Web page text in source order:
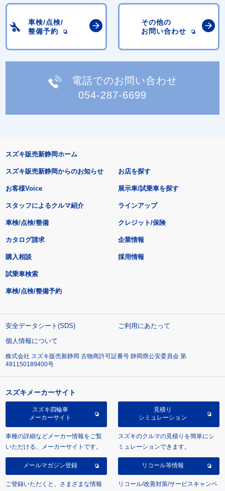
車検/点検/
整備予約
その他の
お問い合わせ
電話でのお問い合わせ
054-287-6699
スズキ販売新静岡ホーム
スズキ販売新静岡からのお知らせ
お客様Voice
スタッフによるクルマ紹介
お店を探す
展示車/試乗車を探す
ラインアップ
車検/点検/整備 クレジット/保険
カタログ請求
購入相談
試乗車検索
車検/点検/整備予約
企業情報
採用情報
安全データシート(SDS)
ご利用にあたって
個人情報について
株式会社 スズキ販売新静岡 古物商許可証番号 静岡県公安委員会 第
491150189400号
スズキメーカーサイト
スズキ四輪車
メーカーサイト
車種の詳細などメーカー情報をご覧
いただける、メーカーサイトです。
見積り
シミュレーション
スズキのクルマの見積りを簡単にシ
ミュレーションできます。
メールマガジン登録
ご登録いただくと、さまざまな情報
リコール等情報
リコール/改善対策/サービスキャンペ